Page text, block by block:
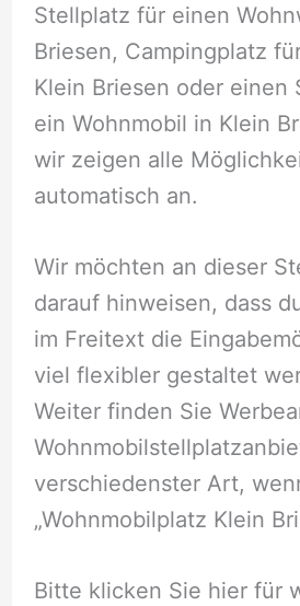
Stellplatz für einen
Briesen, Campingplatz
Klein Briesen oder einen
ein Wohnmobil in Klein
wir zeigen alle
automatisch an.
Wir möchten an dieser
darauf hinweisen, dass
im Freitext die
viel flexibler gestaltet
Weiter finden Sie
verschiedenster Art,
„Wohnmobilplatz Klein
Bitte klicken Sie hier für